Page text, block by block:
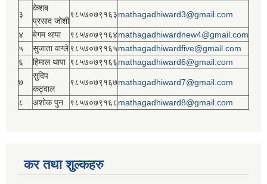
३
केशब
प्रसाद जोशी
९८५७०७९१६३mathagadhiward3@gmail.com
४ बेगम थापा ९८५७०७९१६४mathagadhiwardnew4@gmail.com
५
सुजाता वाग्ले९८५७०७९१६५mathagadhiwardfive@gmail.com
६
हिमाल थापा ९८५७०७९१६६mathagadhiward6@gmail.com
७
सुदिप
कट्वाल
९८५७०७९१६७mathagadhiward7@gmail.com
८ अशोक पुन ९८५७०७९१६८mathagadhiward8@gmail.com
कर तथा शुल्कहरु